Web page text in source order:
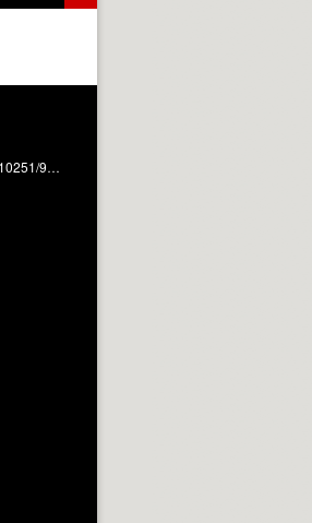
Se muestra cómo calcular determinantes de matrices cuadradas de distintos órdenes. Boix García, M. (2017). Determinantes. https://riunet.upv.es/handle/10251/91729 DER